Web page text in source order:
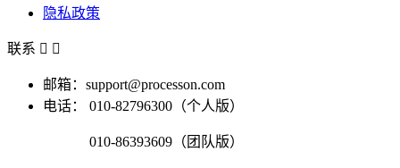
隐私政策
联系  
邮箱：support@processon.com
电话：
010-82796300（个人版）
010-86393609（团队版）